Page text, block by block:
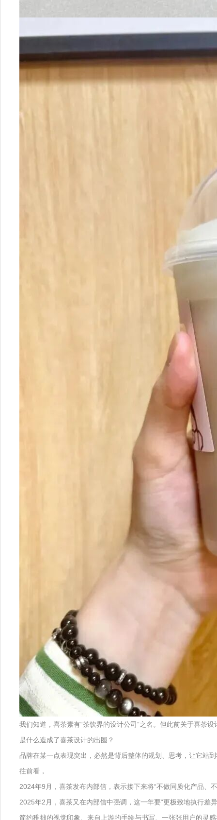
我们知道，喜茶素有“茶饮界的设计公司”之名。但此前关于喜
是什么造成了喜茶设计的出圈？
品牌在某一点表现突出，必然是背后整体的规划、思考，让它站
往前看，
2024年9月，喜茶发布内部信，表示接下来将“不做同质化产品、
2025年2月，喜茶又在内部信中强调，这一年要“更极致地执行差
简约稚拙的视觉印象、来自上游的手绘与书写、一张张用户的